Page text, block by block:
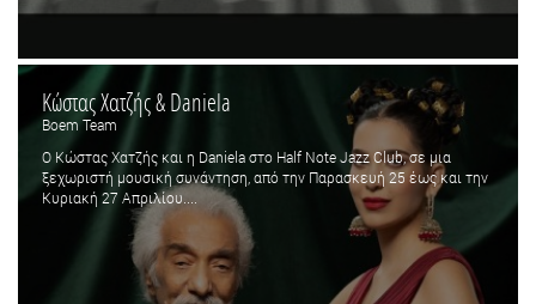
Κώστας Χατζής & Daniela
Boem Team
O Κώστας Χατζής και η Daniela στο Half Note Jazz Club, σε μια
ξεχωριστή μουσική συνάντηση, από την Παρασκευή 25 έως και την
Κυριακή 27 Απριλίου....